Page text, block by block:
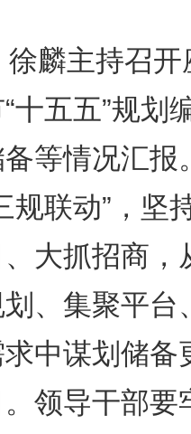
麟主持召开
十五五”规划
等情况汇报
规联动”，坚
大抓招商，
、集聚平台
中谋划储备
领导干部要